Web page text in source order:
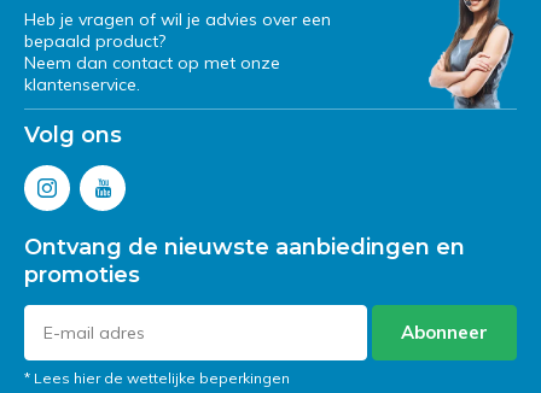
Heb je vragen of wil je advies over een
bepaald product?
Neem dan contact op met onze
klantenservice.
Volg ons
Ontvang de nieuwste aanbiedingen en
promoties
Abonneer
* Lees hier de wettelijke beperkingen